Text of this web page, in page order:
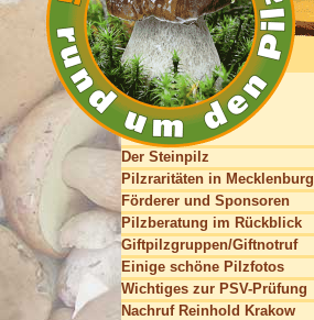
Der Steinpilz
Pilzraritäten in Mecklenburg
Förderer und Sponsoren
Pilzberatung im Rückblick
Giftpilzgruppen/Giftnotruf
Einige schöne Pilzfotos
Wichtiges zur PSV-Prüfung
Nachruf Reinhold Krakow